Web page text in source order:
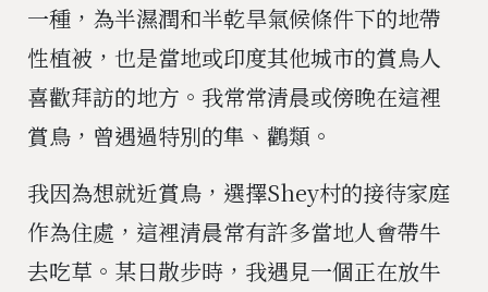
一種，為半濕潤和半乾旱氣候條件下的地帶
性植被，也是當地或印度其他城市的賞鳥人
喜歡拜訪的地方。我常常清晨或傍晚在這裡
賞鳥，曾遇過特別的隼、鸛類。
我因為想就近賞鳥，選擇Shey村的接待家庭
作為住處，這裡清晨常有許多當地人會帶牛
去吃草。某日散步時，我遇見一個正在放牛